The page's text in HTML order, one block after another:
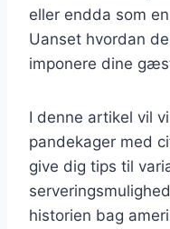
eller endda som
Uanset hvordan
imponere dine
I denne artikel vil
pandekager med
give dig tips til
historien bag